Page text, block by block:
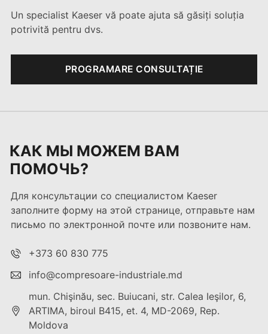
Un specialist Kaeser vă poate ajuta să găsiți soluția
potrivită pentru dvs.
PROGRAMARE CONSULTAȚIE
КАК МЫ МОЖЕМ ВАМ
ПОМОЧЬ?
Для консультации со специалистом Kaeser
заполните форму на этой странице, отправьте нам
письмо по электронной почте или позвоните нам.
+373 60 830 775
info@compresoare-industriale.md
mun. Chişinău, sec. Buiucani, str. Calea Ieşilor, 6,
ARTIMA, biroul B415, et. 4, MD-2069, Rep.
Moldova